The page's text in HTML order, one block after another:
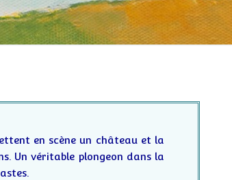
en scène un château et la
Un véritable plongeon dans la